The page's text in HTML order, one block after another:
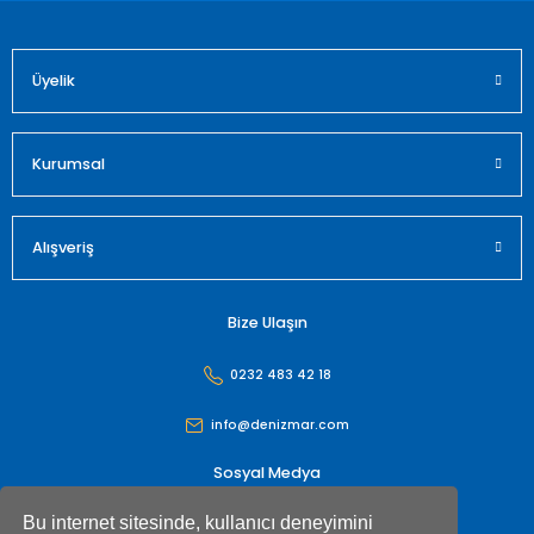
Bu internet sitesinde, kullanıcı deneyimini
Üyelik
Kurumsal
Alışveriş
Bize Ulaşın
0232 483 42 18
info@denizmar.com
Sosyal Medya